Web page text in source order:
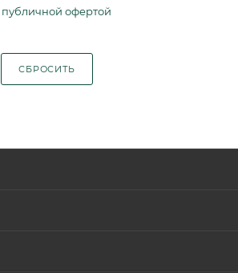
публичной офертой
СБРОСИТЬ